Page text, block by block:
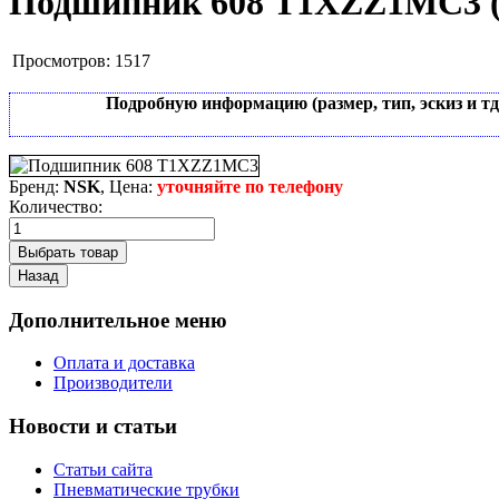
Просмотров: 1517
Подробную информацию (размер, тип, эскиз и
Бренд: NSK, Цена: уточняйте по телефону
Количество:
Дополнительное меню
Оплата и доставка
Производители
Новости и статьи
Статьи сайта
Пневматические трубки